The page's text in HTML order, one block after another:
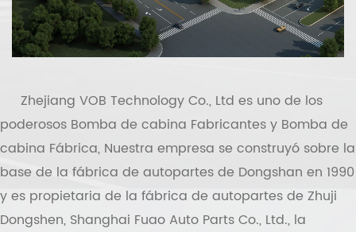
Zhejiang VOB Technology Co., Ltd es uno de los
poderosos Bomba de cabina Fabricantesy Bomba de
cabina Fábrica, Nuestra empresa se construyó sobre la
base de la fábrica de autopartes de Dongshan en 1990
y es propietaria de la fábrica de autopartes de Zhuji
Dongshen, Shanghai Fuao Auto Parts Co., Ltd., la